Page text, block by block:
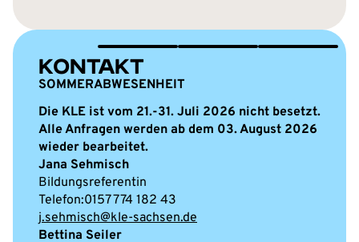
KONTAKT
SOMMERABWESENHEIT
Die KLE ist vom 21.-31. Juli 2026 nicht besetzt.
Alle Anfragen werden ab dem 03. August 2026
wieder bearbeitet.
Jana Sehmisch
Bildungsreferentin
0157 774 182 43
j.sehmisch@kle-sachsen.de
Bettina Seiler